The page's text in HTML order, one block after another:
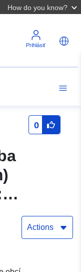
How do you know?
Prihlásiť
0
Actions